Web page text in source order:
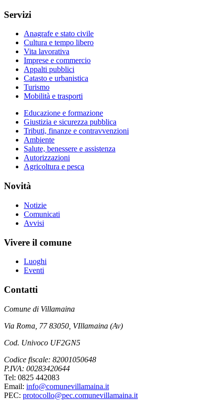
Servizi
Anagrafe e stato civile
Cultura e tempo libero
Vita lavorativa
Imprese e commercio
Appalti pubblici
Catasto e urbanistica
Turismo
Mobilità e trasporti
Educazione e formazione
Giustizia e sicurezza pubblica
Tributi, finanze e contravvenzioni
Ambiente
Salute, benessere e assistenza
Autorizzazioni
Agricoltura e pesca
Novità
Notizie
Comunicati
Avvisi
Vivere il comune
Luoghi
Eventi
Contatti
Comune di Villamaina
Via Roma, 77 83050, VIllamaina (Av)
Cod. Univoco UF2GN5
Codice fiscale: 82001050648
P.IVA: 00283420644
Tel: 0825 442083
Email: info@comunevillamaina.it
PEC: protocollo@pec.comunevillamaina.it